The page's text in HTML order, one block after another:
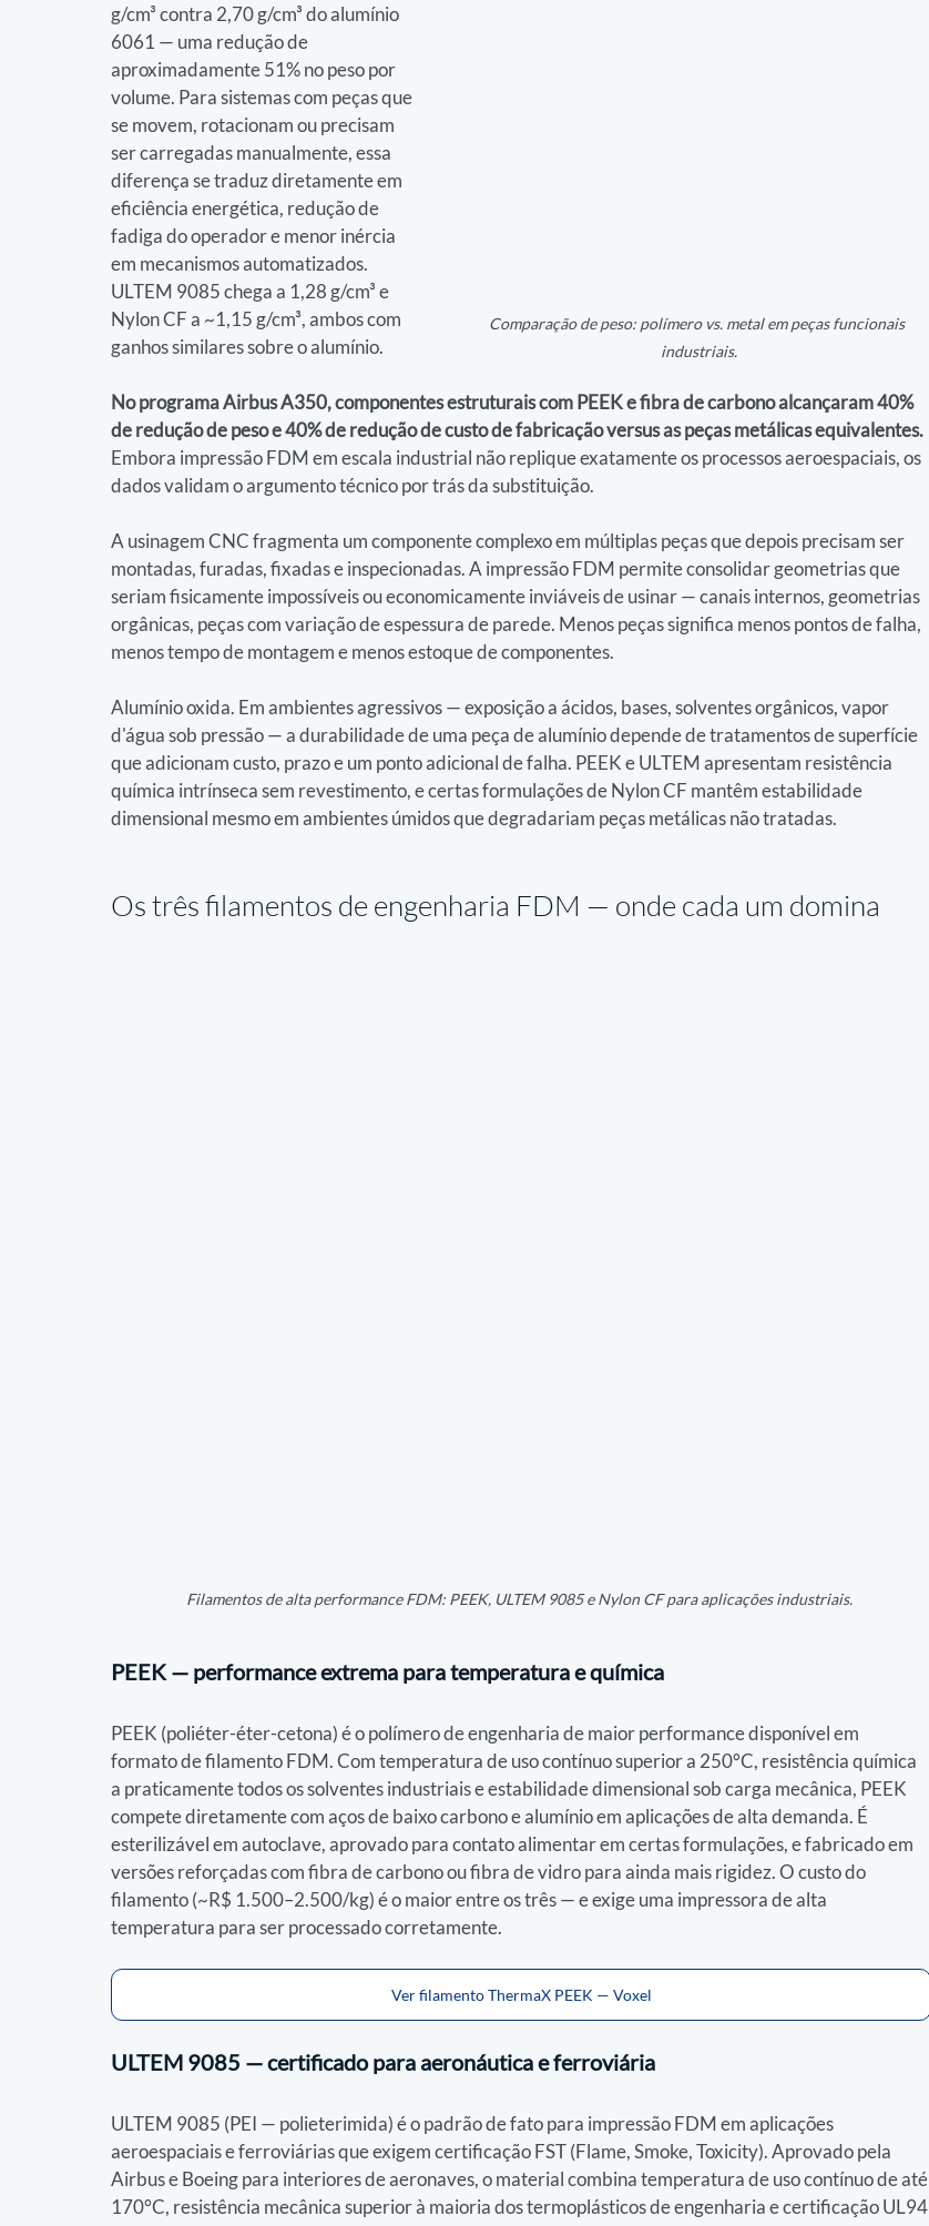
Comparação de peso: polímero vs. metal em peças funcionais
industriais.
g/cm³ contra 2,70 g/cm³ do alumínio
6061 — uma redução de
aproximadamente 51% no peso por
volume. Para sistemas com peças que
se movem, rotacionam ou precisam
ser carregadas manualmente, essa
diferença se traduz diretamente em
eficiência energética, redução de
fadiga do operador e menor inércia
em mecanismos automatizados.
ULTEM 9085 chega a 1,28 g/cm³ e
Nylon CF a ~1,15 g/cm³, ambos com
ganhos similares sobre o alumínio.
No programa Airbus A350, componentes estruturais com PEEK e fibra de carbono alcançaram 40%
de redução de peso e 40% de redução de custo de fabricação versus as peças metálicas equivalentes.
Embora impressão FDM em escala industrial não replique exatamente os processos aeroespaciais, os
dados validam o argumento técnico por trás da substituição.
A usinagem CNC fragmenta um componente complexo em múltiplas peças que depois precisam ser
montadas, furadas, fixadas e inspecionadas. A impressão FDM permite consolidar geometrias que
seriam fisicamente impossíveis ou economicamente inviáveis de usinar — canais internos, geometrias
orgânicas, peças com variação de espessura de parede. Menos peças significa menos pontos de falha,
menos tempo de montagem e menos estoque de componentes.
Alumínio oxida. Em ambientes agressivos — exposição a ácidos, bases, solventes orgânicos, vapor
d'água sob pressão — a durabilidade de uma peça de alumínio depende de tratamentos de superfície
que adicionam custo, prazo e um ponto adicional de falha. PEEK e ULTEM apresentam resistência
química intrínseca sem revestimento, e certas formulações de Nylon CF mantêm estabilidade
dimensional mesmo em ambientes úmidos que degradariam peças metálicas não tratadas.
Os três filamentos de engenharia FDM — onde cada um domina
Filamentos de alta performance FDM: PEEK, ULTEM 9085 e Nylon CF para aplicações industriais.
PEEK — performance extrema para temperatura e química
PEEK (poliéter-éter-cetona) é o polímero de engenharia de maior performance disponível em
formato de filamento FDM. Com temperatura de uso contínuo superior a 250°C, resistência química
a praticamente todos os solventes industriais e estabilidade dimensional sob carga mecânica, PEEK
compete diretamente com aços de baixo carbono e alumínio em aplicações de alta demanda. É
esterilizável em autoclave, aprovado para contato alimentar em certas formulações, e fabricado em
versões reforçadas com fibra de carbono ou fibra de vidro para ainda mais rigidez. O custo do
filamento (~R$ 1.500–2.500/kg) é o maior entre os três — e exige uma impressora de alta
temperatura para ser processado corretamente.
Ver filamento ThermaX PEEK — Voxel
ULTEM 9085 — certificado para aeronáutica e ferroviária
ULTEM 9085 (PEI — polieterimida) é o padrão de fato para impressão FDM em aplicações
aeroespaciais e ferroviárias que exigem certificação FST (Flame, Smoke, Toxicity). Aprovado pela
Airbus e Boeing para interiores de aeronaves, o material combina temperatura de uso contínuo de até
170°C, resistência mecânica superior à maioria dos termoplásticos de engenharia e certificação UL94